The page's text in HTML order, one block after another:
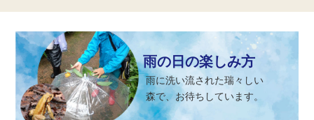
雨の日の楽しみ方
雨に洗い流された瑞々しい
森で、お待ちしています。